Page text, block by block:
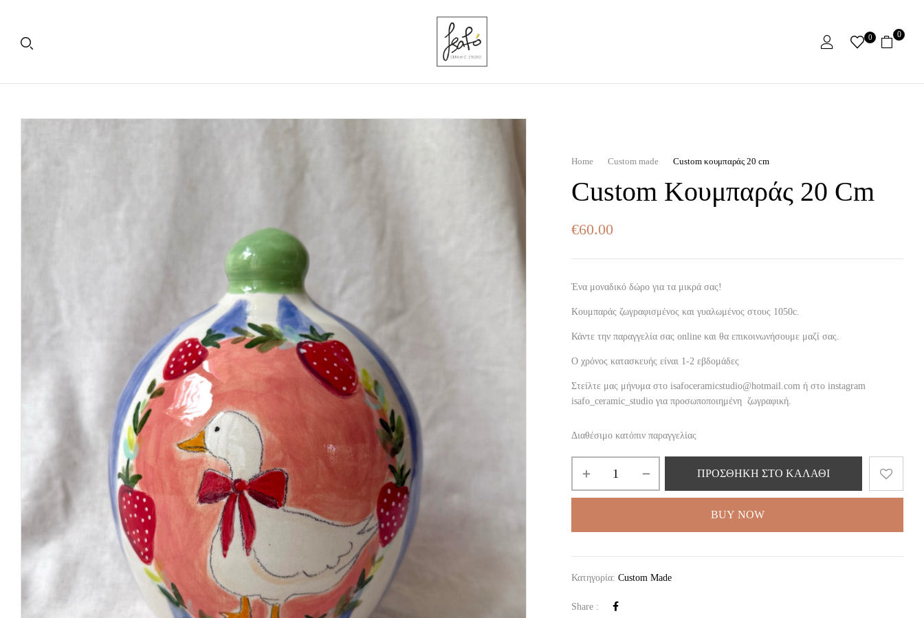
0 0
Home Custom made Custom κουμπαράς 20 cm
Custom Κουμπαράς 20 Cm
€60.00
Ένα μοναδικό δώρο για τα μικρά σας!
Κουμπαράς ζωγραφισμένος και γυαλωμένος στους 1050c.
Κάντε την παραγγελία σας online και θα επικοινωνήσουμε μαζί σας.
O χρόνος κατασκευής είναι 1-2 εβδομάδες
Στείλτε μας μήνυμα στο isafoceramicstudio@hotmail.com ή στο instagram
isafo_ceramic_studio για προσωποποιημένη ζωγραφική.
Διαθέσιμο κατόπιν παραγγελίας
ΠΡΟΣΘΉΚΗ ΣΤΟ ΚΑΛΆΘΙ
BUY NOW
Κατηγορία:Custom Made
Share :